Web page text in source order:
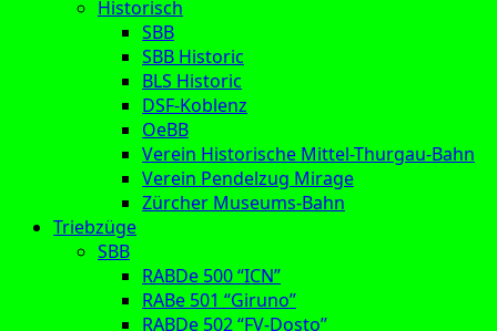
Historisch
SBB
SBB Historic
BLS Historic
DSF-Koblenz
OeBB
Verein Historische Mittel-Thurgau-Bahn
Verein Pendelzug Mirage
Zürcher Museums-Bahn
Triebzüge
SBB
RABDe 500 “ICN”
RABe 501 “Giruno”
RABDe 502 “FV-Dosto”